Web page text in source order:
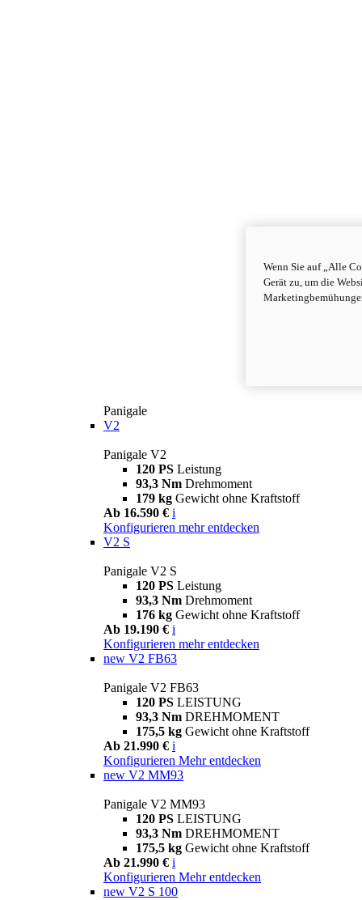
Panigale
V2
Panigale V2
120 PS Leistung
93,3 Nm Drehmoment
179 kg Gewicht ohne Kraftstoff
Ab 16.590 € i
Konfigurieren mehr entdecken
V2 S
Panigale V2 S
120 PS Leistung
93,3 Nm Drehmoment
176 kg Gewicht ohne Kraftstoff
Ab 19.190 € i
Konfigurieren mehr entdecken
new V2 FB63
Panigale V2 FB63
120 PS LEISTUNG
93,3 Nm DREHMOMENT
175,5 kg Gewicht ohne Kraftstoff
Ab 21.990 € i
Konfigurieren Mehr entdecken
new V2 MM93
Panigale V2 MM93
120 PS LEISTUNG
93,3 Nm DREHMOMENT
175,5 kg Gewicht ohne Kraftstoff
Ab 21.990 € i
Konfigurieren Mehr entdecken
new V2 S 100
Wenn Sie auf „Alle
Gerät zu, um die